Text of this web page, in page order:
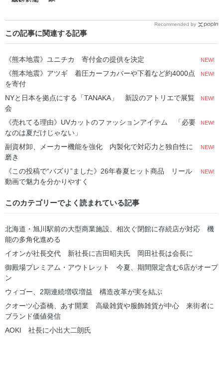
Recommended by
この記事に関連する記事
《熊本地震》ユニチカ 寄付金の提供を決定 NEW!
《熊本地震》アツギ 着圧カーフカバーや下着など約4000点
を寄付
NEW!
NYと日本を拠点にする「TANAKA」 新設のアトリエで展覧
会
NEW!
《売れてる理由》UVカットのファッションアイテム 「必要
なのは夏だけじゃない」
NEW!
副資材卸、メーカー機能を強化 内製化で対応力と独自性に
磨き
NEW!
《この投稿で“バズり”ました》26年春夏ヒット商品 リール
動画で魅力を分かりやすく
NEW!
このカテゴリーでよく読まれている記事
北海道・旭川駅前の大型商業施設、相次ぐ閉館に存続店が対応 機
能の多角化進める
イオンが社長交代 新社長に吉田昭夫氏 岡田社長は会長に
御殿場プレミアム・アウトレット 今夏、期間限定含む6店がオープ
ン
ウィゴー、2期連続増収増益 構造改革が実を結ぶ
クオーツ心斎橋、あす開業 高級雑貨や服飾雑貨が中心 来街者に
ブランド価値発信
AOKI 社長に小出大二朗氏